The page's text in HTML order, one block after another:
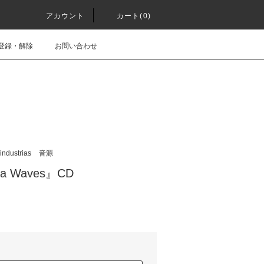
アカウント カート(0)
録・解除 お問い合わせ
音源
Waves』CD